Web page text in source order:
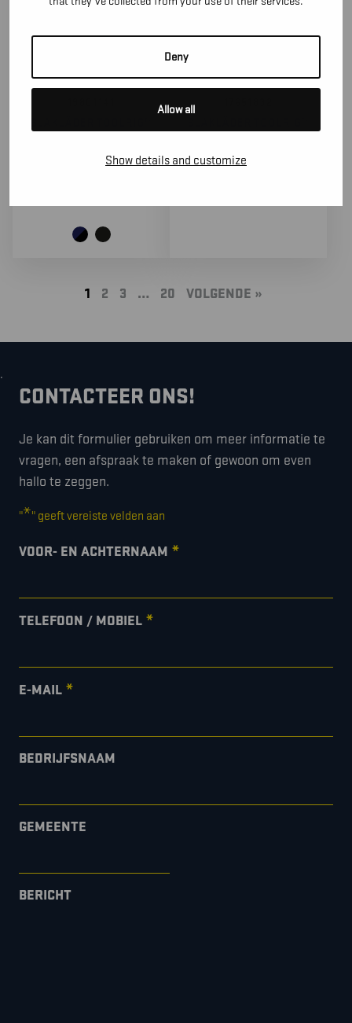
Deny
Allow all
Show details and customize
219,90€
1 2 3 … 20 VOLGENDE »
.
CONTACTEER ONS!
Je kan dit formulier gebruiken om meer informatie te
vragen, een afspraak te maken of gewoon om even
hallo te zeggen.
"*" geeft vereiste velden aan
VOOR- EN ACHTERNAAM *
TELEFOON / MOBIEL *
E-MAIL *
BEDRIJFSNAAM
GEMEENTE
BERICHT